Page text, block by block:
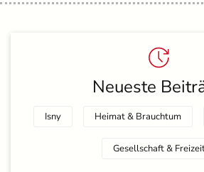
Neueste
Isny Heimat & Brauchtum
Gesellschaft &